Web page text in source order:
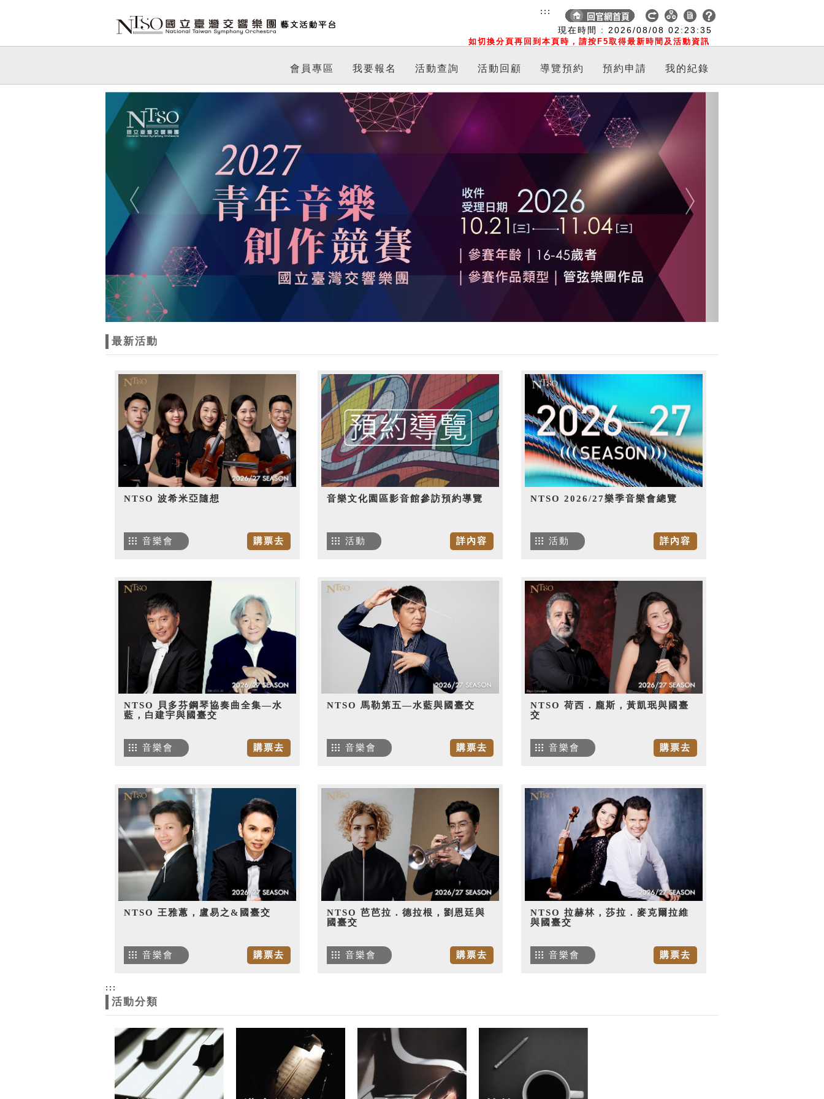
現在時間 : 2026/08/08 02:23:35
如切換分頁再回到本頁時，請按F5取得最新時間及活動資訊
:::
會員專區 我要報名 活動查詢 活動回顧 導覽預約 預約申請 我的紀錄
Previous Next
最新活動
NTSO 波希米亞隨想
購票去
音樂會
音樂文化園區影音館參訪預約導覽
詳內容
活動
NTSO 2026/27樂季音樂會總覽
詳內容
活動
NTSO 貝多芬鋼琴協奏曲全集—水
藍，白建宇與國臺交
購票去
音樂會
NTSO 馬勒第五—水藍與國臺交
購票去
音樂會
NTSO 荷西．龐斯，黃凱珉與國臺
交
購票去
音樂會
NTSO 王雅蕙，盧易之&國臺交
購票去
音樂會
NTSO 芭芭拉．德拉根，劉恩廷與
國臺交
購票去
音樂會
NTSO 拉赫林，莎拉．麥克爾拉維
與國臺交
購票去
音樂會
:::
活動分類